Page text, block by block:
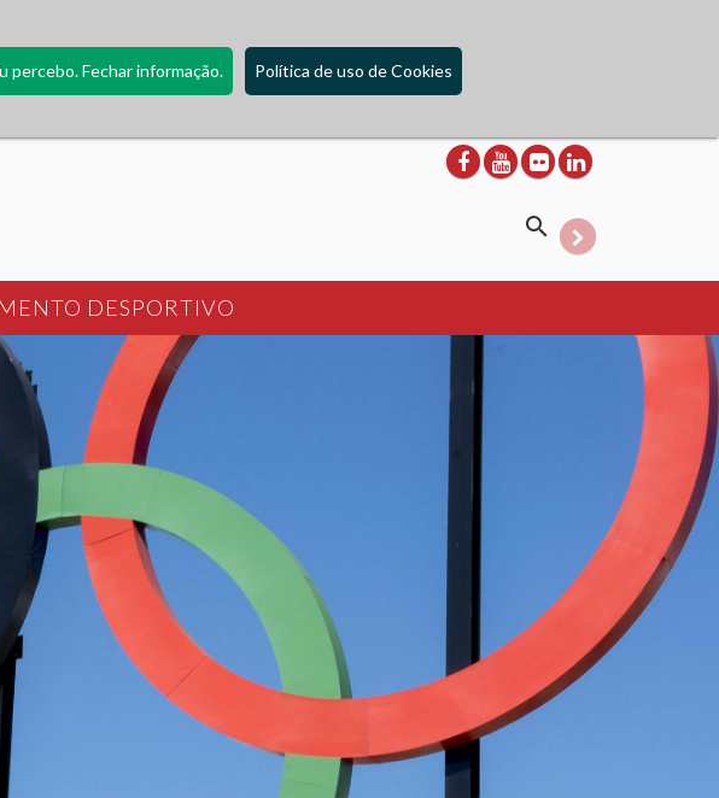
percebo. Fechar informação. Política de uso de Cookies
DESPORTIVO